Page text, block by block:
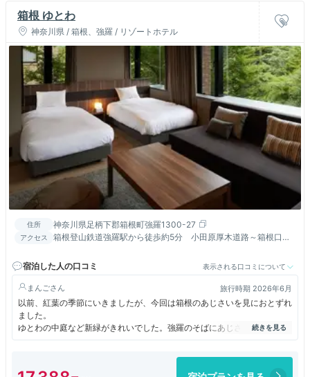
箱根 ゆとわ
神奈川県 / 箱根、強羅 / リゾートホテル
住所 神奈川県足柄下郡箱根町強羅1300-27
アクセス
箱根登山鉄道強羅駅から徒歩約5分 小田原厚木道路～箱根口よ
宿泊した人の口コミ
表示される口コミについて
まんご 旅行時期 2026年6月
以前、紅葉の季節にいきましたが、今回は箱根のあじさいを見におとずれ
ました。
ゆとわの中庭など新緑がきれいでした。強羅のそばにあじさいは咲いてい
ますが、館内にあじさいはありませんでした。